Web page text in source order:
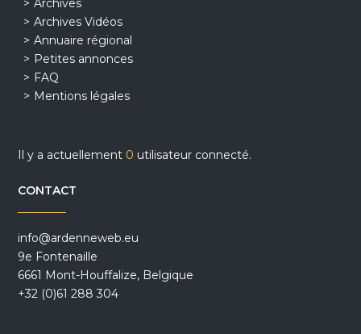
Archives
Archives Vidéos
Annuaire régional
Petites annonces
FAQ
Mentions légales
Il y a actuellement 0 utilisateur connecté.
CONTACT
info@ardenneweb.eu
9e Fontenaille
6661 Mont-Houffalize, Belgique
+32 (0)61 288 304